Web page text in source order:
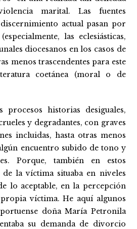
marital. Las fuentes
actual pasan por
las eclesiásticas,
diocesanos en los casos de
menos trascendentes para este
coetánea (moral o de
procesos historias desiguales,
y degradantes, con graves
incluidas, hasta otras menos
encuentro subido de tono y
Porque, también en estos
de la víctima situaba en niveles
lo aceptable, en la percepción
víctima. He aquí algunos
doña María Petronila
su demanda de divorcio